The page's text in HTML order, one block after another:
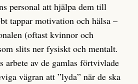
personal att hjälpa dem till
tappar motivation och hälsa –
(oftast kvinnor och
slits ner fysiskt och mentalt.
arbete av de gamlas förtvivlade
vägran att ”lyda” när de ska